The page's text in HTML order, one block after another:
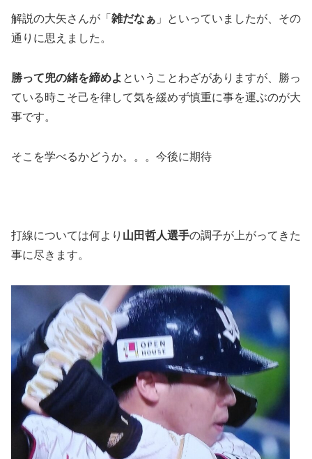
解説の大矢さんが「 雑だなぁ 」といっていましたが、その
通りに思えました。
勝って兜の緒を締めよ ということわざがありますが、勝っ
ている時こそ己を律して気を緩めず慎重に事を運ぶのが大
事です。
そこを学べるかどうか。。。今後に期待
打線については何より 山田哲人選手の調子が上がってきた
事に尽きます。